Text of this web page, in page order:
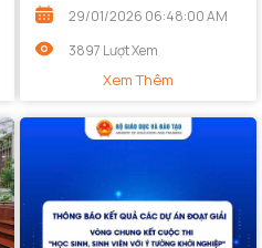
lần thứ VIII (SV_STARTUP LẦN
đẩy...
29/01/2026 06:48:00 AM
3897 Lượt Xem
Xem Thêm